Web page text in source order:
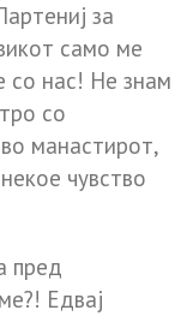
за
само ме
со нас! Не знам
со
манастирот,
чувство
пред
Едвај